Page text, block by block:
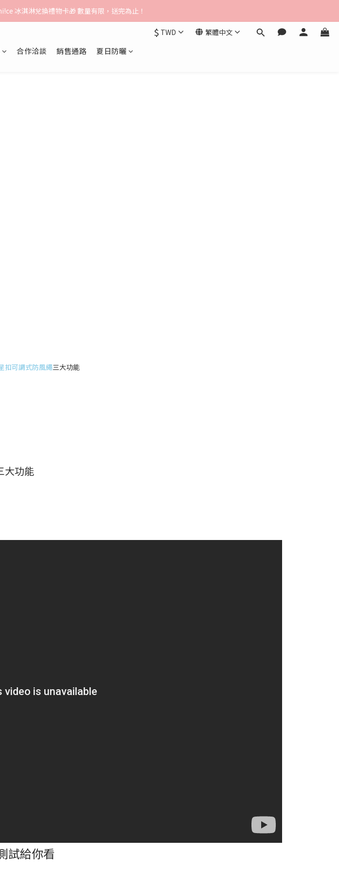
貨到付款/宅配$1500免運｜中港澳順豐$3000免運
冰淇淋兌換禮物卡🎁 數量有限，送完為止！
貨到付款/宅配$1500免運｜中港澳順豐$3000免運
$ TWD 繁體中文
合作洽談 銷售通路 夏日防曬
扣可調式防風繩三大功能
大功能
試給你看